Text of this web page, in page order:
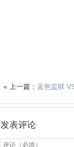
« 上一篇： 蓝色监狱
发表评论